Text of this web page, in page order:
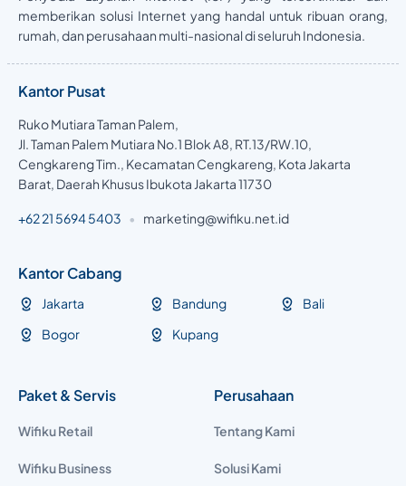
memberikan solusi Internet yang handal untuk ribuan orang,
rumah, dan perusahaan multi-nasional di seluruh Indonesia.
Kantor Pusat
Ruko Mutiara Taman Palem,
Jl. Taman Palem Mutiara No.1 Blok A8, RT.13/RW.10,
Cengkareng Tim., Kecamatan Cengkareng, Kota Jakarta
Barat, Daerah Khusus Ibukota Jakarta 11730
+62 21 5694 5403 • marketing@wifiku.net.id
Kantor Cabang
Jakarta
Bogor
Bandung
Kupang
Bali
Paket & Servis
Wifiku Retail
Wifiku Business
Perusahaan
Tentang Kami
Solusi Kami